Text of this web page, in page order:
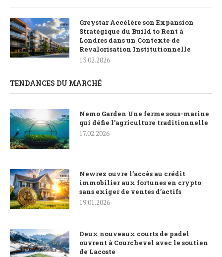
Greystar Accélère son Expansion
Stratégique du Build to Rent à
Londres dans un Contexte de
Revalorisation Institutionnelle
13.02.2026
TENDANCES DU MARCHÉ
Nemo Garden Une ferme sous-marine
qui défie l’agriculture traditionnelle
17.02.2026
Newrez ouvre l’accès au crédit
immobilier aux fortunes en crypto
sans exiger de ventes d’actifs
19.01.2026
Deux nouveaux courts de padel
ouvrent à Courchevel avec le soutien
de Lacoste